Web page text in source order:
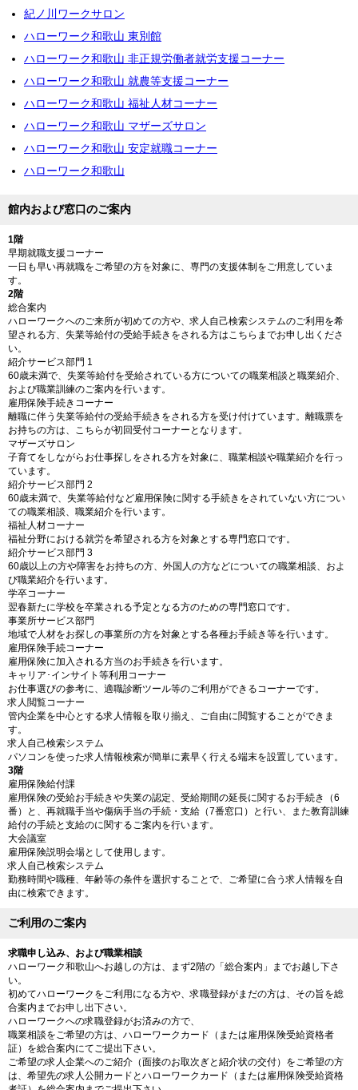
紀ノ川ワークサロン
ハローワーク和歌山 東別館
ハローワーク和歌山 非正規労働者就労支援コーナー
ハローワーク和歌山 就農等支援コーナー
ハローワーク和歌山 福祉人材コーナー
ハローワーク和歌山 マザーズサロン
ハローワーク和歌山 安定就職コーナー
ハローワーク和歌山
館内および窓口のご案内
1階
早期就職支援コーナー
一日も早い再就職をご希望の方を対象に、専門の支援体制をご用意していま
す。
2階
総合案内
ハローワークへのご来所が初めての方や、求人自己検索システムのご利用を希
望される方、失業等給付の受給手続きをされる方はこちらまでお申し出くださ
い。
紹介サービス部門 1
60歳未満で、失業等給付を受給されている方についての職業相談と職業紹介、
および職業訓練のご案内を行います。
雇用保険手続きコーナー
離職に伴う失業等給付の受給手続きをされる方を受け付けています。離職票を
お持ちの方は、こちらが初回受付コーナーとなります。
マザーズサロン
子育てをしながらお仕事探しをされる方を対象に、職業相談や職業紹介を行っ
ています。
紹介サービス部門 2
60歳未満で、失業等給付など雇用保険に関する手続きをされていない方につい
ての職業相談、職業紹介を行います。
福祉人材コーナー
福祉分野における就労を希望される方を対象とする専門窓口です。
紹介サービス部門 3
60歳以上の方や障害をお持ちの方、外国人の方などについての職業相談、およ
び職業紹介を行います。
学卒コーナー
翌春新たに学校を卒業される予定となる方のための専門窓口です。
事業所サービス部門
地域で人材をお探しの事業所の方を対象とする各種お手続き等を行います。
雇用保険手続コーナー
雇用保険に加入される方当のお手続きを行います。
キャリア･インサイト等利用コーナー
お仕事選びの参考に、適職診断ツール等のご利用ができるコーナーです。
求人閲覧コーナー
管内企業を中心とする求人情報を取り揃え、ご自由に閲覧することができま
す。
求人自己検索システム
パソコンを使った求人情報検索が簡単に素早く行える端末を設置しています。
3階
雇用保険給付課
雇用保険の受給お手続きや失業の認定、受給期間の延長に関するお手続き（6
番）と、再就職手当や傷病手当の手続・支給（7番窓口）と行い、また教育訓練
給付の手続と支給のに関するご案内を行います。
大会議室
雇用保険説明会場として使用します。
求人自己検索システム
勤務時間や職種、年齢等の条件を選択することで、ご希望に合う求人情報を自
由に検索できます。
ご利用のご案内
求職申し込み、および職業相談
ハローワーク和歌山へお越しの方は、まず2階の「総合案内」までお越し下さ
い。
初めてハローワークをご利用になる方や、求職登録がまだの方は、その旨を総
合案内までお申し出下さい。
ハローワークへの求職登録がお済みの方で、
職業相談をご希望の方は、ハローワークカード（または雇用保険受給資格者
証）を総合案内にてご提出下さい。
ご希望の求人企業へのご紹介（面接のお取次ぎと紹介状の交付）をご希望の方
は、希望先の求人公開カードとハローワークカード（または雇用保険受給資格